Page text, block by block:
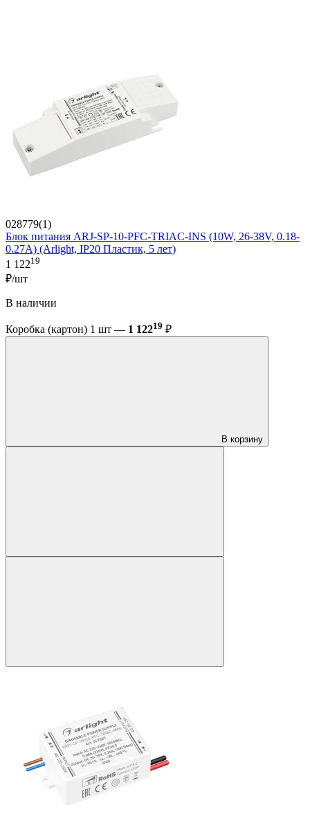
028779(1)
Блок питания ARJ-SP-10-PFC-TRIAC-INS (10W, 26-38V, 0.18-
0.27A) (Arlight, IP20 Пластик, 5 лет)
1 12219
₽/шт
В наличии
Коробка (картон) 1 шт — 1 12219 ₽
В корзину